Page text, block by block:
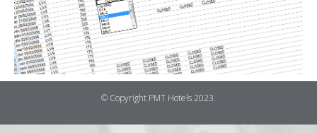
© Copyright PMT Hotels 2023.